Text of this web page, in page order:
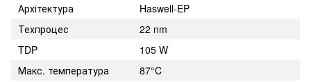
Архітектура
Haswell-EP
Техпроцес
22 nm
TDP
105 W
Макс. температура
87°C